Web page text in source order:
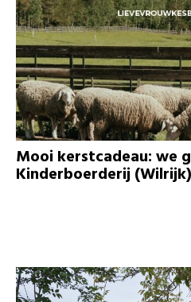
Mooi kerstcadeau: we
Kinderboerderij